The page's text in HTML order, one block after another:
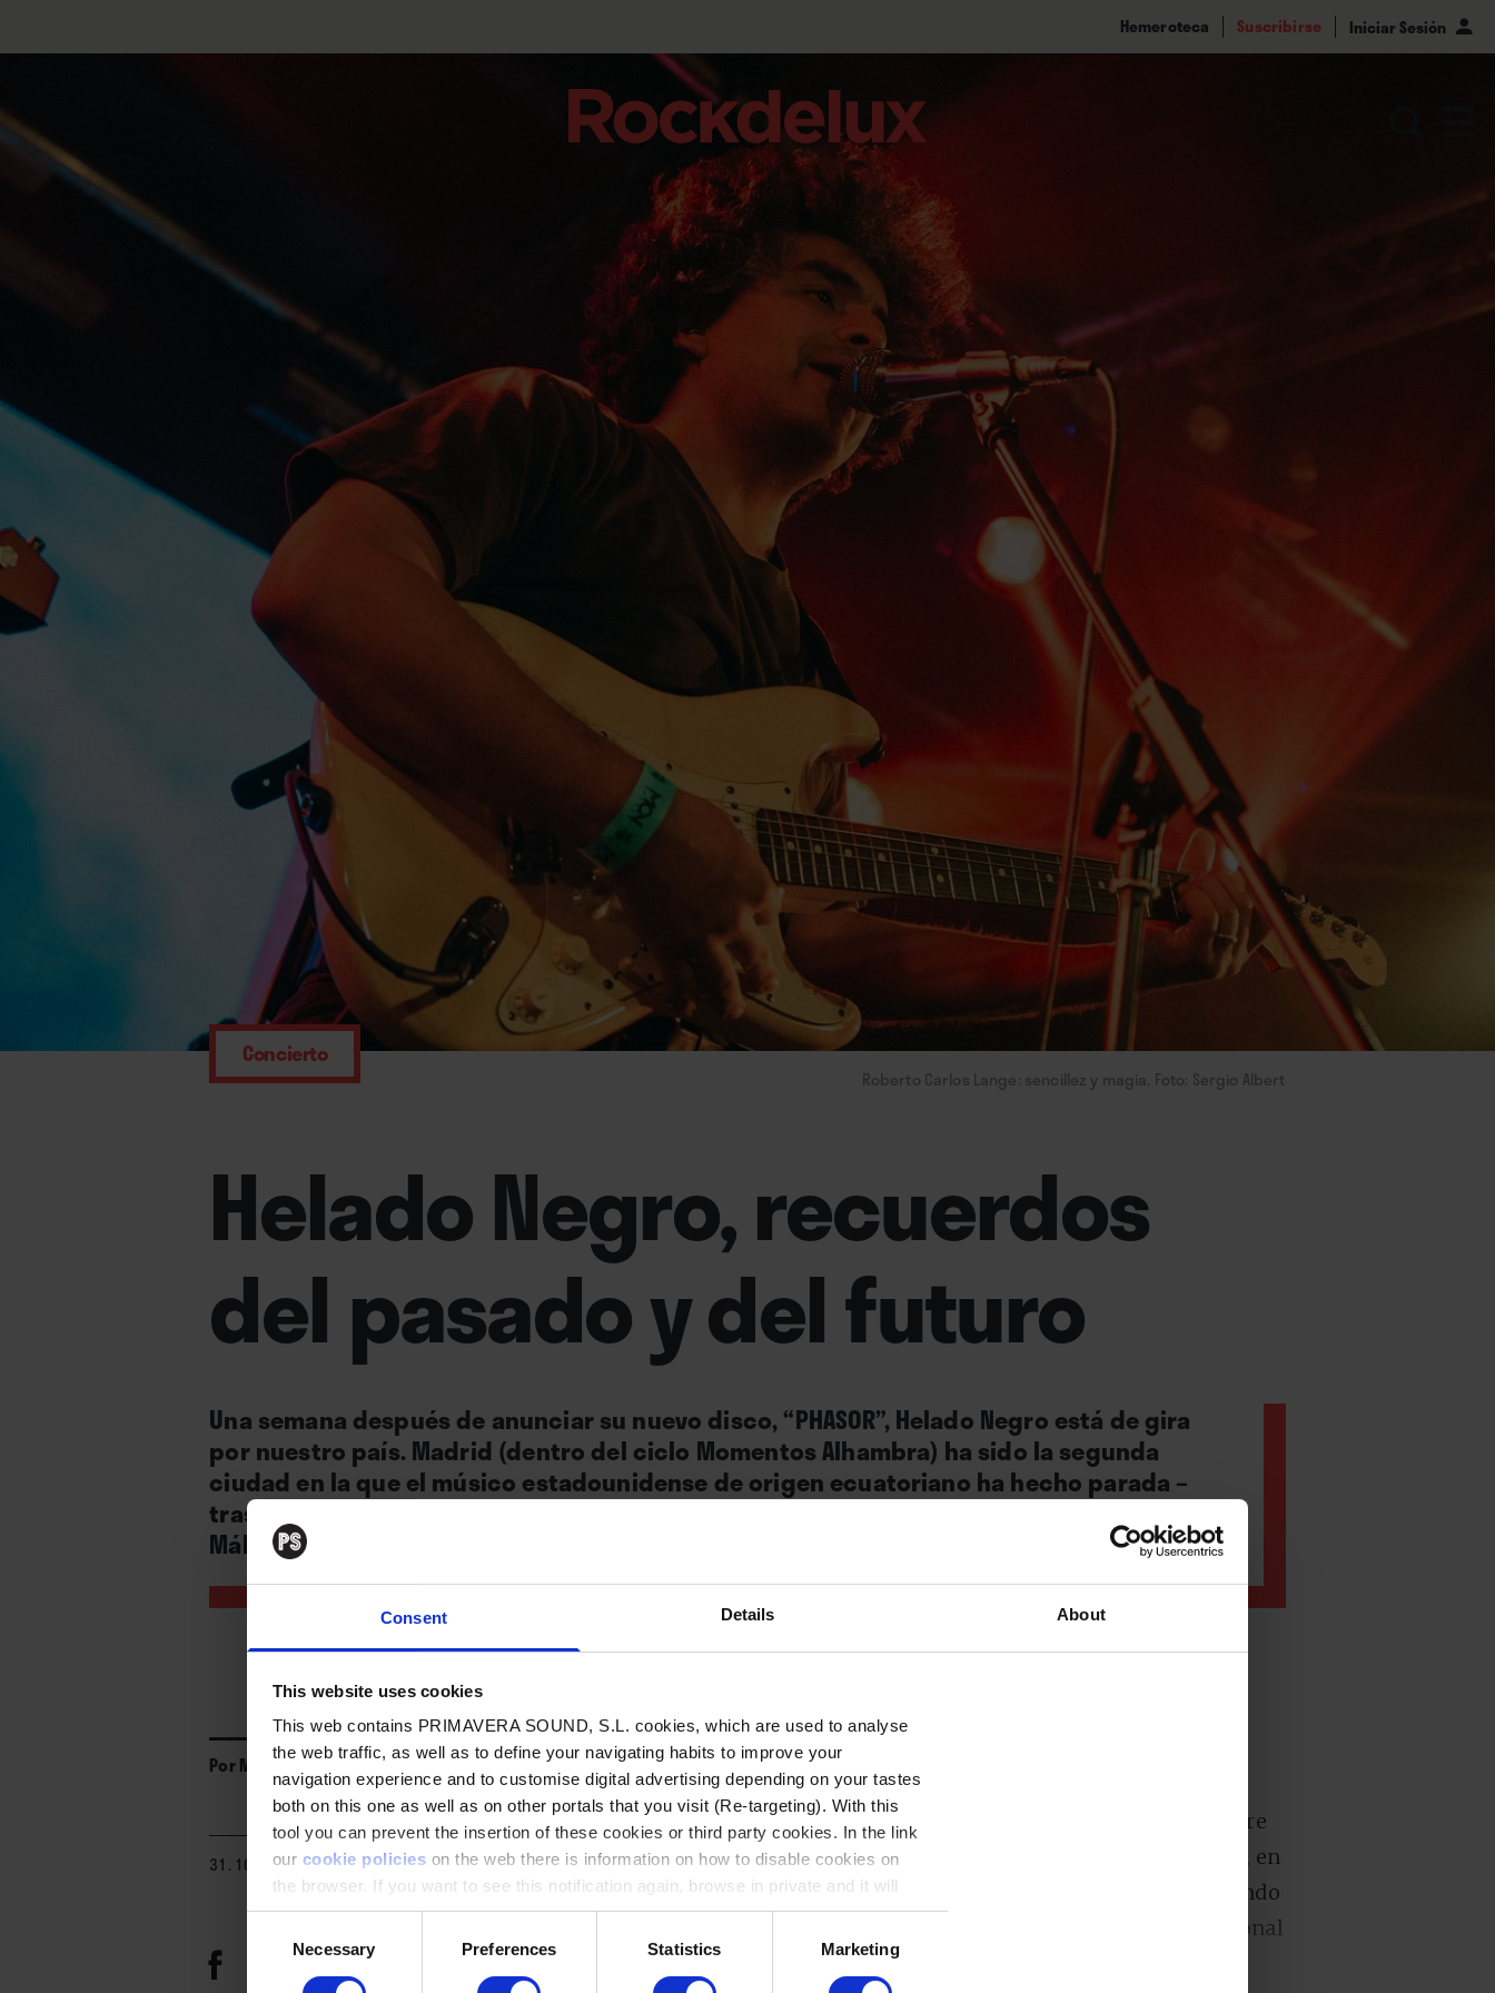
Consent Details About
This website uses cookies
This web contains PRIMAVERA SOUND, S.L. cookies, which are used to analyse
the web traffic, as well as to define your navigating habits to improve your
navigation experience and to customise digital advertising depending on your tastes
both on this one as well as on other portals that you visit (Re-targeting). With this
tool you can prevent the insertion of these cookies or third party cookies. In the link
our cookie policies on the web there is information on how to disable cookies on
the browser. If you want to see this notification again, browse in private and it will
appear again
SelectionNecessary Preferences Statistics Marketing
Hemeroteca Suscribirse Iniciar Sesión
Roberto Carlos Lange: sencillez y magia. Foto: Sergio Albert
Concierto
Helado Negro, recuerdos
del pasado y del futuro
Una semana después de anunciar su nuevo disco, “PHASOR”, Helado Negro está de gira
por nuestro país. Madrid (dentro del ciclo Momentos Alhambra) ha sido la segunda
ciudad en la que el músico estadounidense de origen ecuatoriano ha hecho parada –
tras actuar en Vigo– ayer lunes. Hoy tocará en Sevilla. Sus destinos en noviembre serán
Málaga (1), Alicante (2), Valencia (3), Barcelona (4) y Zaragoza (5).
PorMarta España
31. 10. 2023
Anoche, la sala Mon de Madrid se convirtió en atrezo de una novela de
realismo mágico. Roberto Carlos Lange, cabeza de
concierto sencillo y noble, sobrio en actitud e intención, que basculó entre
el dreamwave y la fiesta tropical. Así, en víspera de la Noche de Muertos, en
la sala de Moncloa ya se percibía el ambiente onírico y espiritual de cuando
se abre un portal hacia otra dimensión, más cercana a la mística tradicional
que al sinsentido en que se ha tornado la celebración.